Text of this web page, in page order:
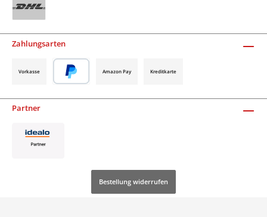
Zahlungsarten
Vorkasse Amazon Pay Kreditkarte
Partner
Bestellung widerrufen